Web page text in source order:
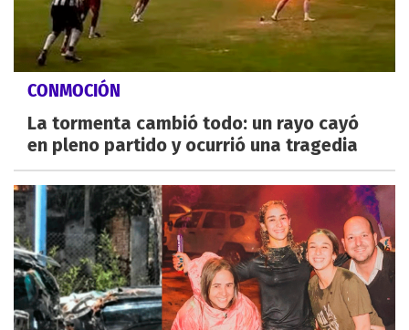
CONMOCIÓN
La tormenta cambió todo: un rayo cayó
en pleno partido y ocurrió una tragedia